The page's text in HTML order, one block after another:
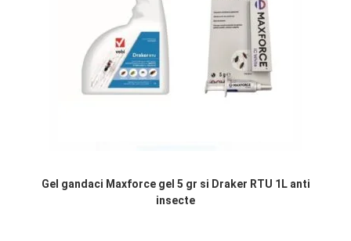
Gel gandaci Maxforce gel 5 gr si Draker RTU 1L anti
insecte